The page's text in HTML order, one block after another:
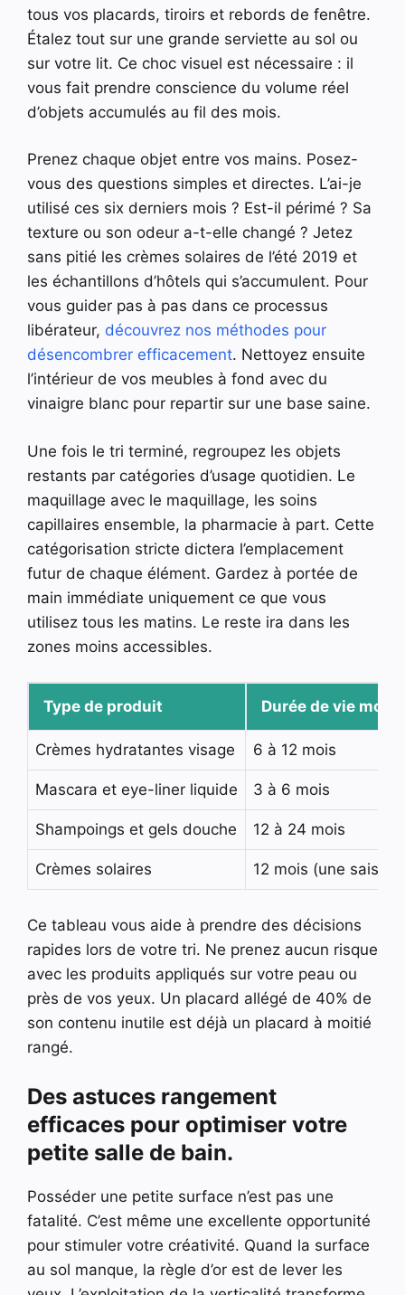
tous vos placards, tiroirs et rebords de fenêtre.
Étalez tout sur une grande serviette au sol ou
sur votre lit. Ce choc visuel est nécessaire : il
vous fait prendre conscience du volume réel
d’objets accumulés au fil des mois.
Prenez chaque objet entre vos mains. Posez-
vous des questions simples et directes. L’ai-je
utilisé ces six derniers mois ? Est-il périmé ? Sa
texture ou son odeur a-t-elle changé ? Jetez
sans pitié les crèmes solaires de l’été 2019 et
les échantillons d’hôtels qui s’accumulent. Pour
vous guider pas à pas dans ce processus
libérateur, découvrez nos méthodes pour
désencombrer efficacement. Nettoyez ensuite
l’intérieur de vos meubles à fond avec du
vinaigre blanc pour repartir sur une base saine.
Une fois le tri terminé, regroupez les objets
restants par catégories d’usage quotidien. Le
maquillage avec le maquillage, les soins
capillaires ensemble, la pharmacie à part. Cette
catégorisation stricte dictera l’emplacement
futur de chaque élément. Gardez à portée de
main immédiate uniquement ce que vous
utilisez tous les matins. Le reste ira dans les
zones moins accessibles.
Type de produit Durée de vie
Crèmes hydratantes visage 6 à 12 mois
Mascara et eye-liner liquide 3 à 6 mois
Shampoings et gels douche 12 à 24 mois
Crèmes solaires 12 mois (une saison)
Ce tableau vous aide à prendre des décisions
rapides lors de votre tri. Ne prenez aucun risque
avec les produits appliqués sur votre peau ou
près de vos yeux. Un placard allégé de 40% de
son contenu inutile est déjà un placard à moitié
rangé.
Des astuces rangement
efficaces pour optimiser votre
petite salle de bain.
Posséder une petite surface n’est pas une
fatalité. C’est même une excellente opportunité
pour stimuler votre créativité. Quand la surface
au sol manque, la règle d’or est de lever les